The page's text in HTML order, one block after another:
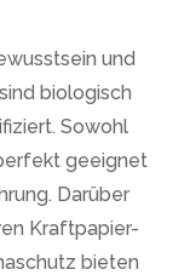
und
biologisch
Sowohl
geeignet
Darüber
Kraftpapier-
bieten